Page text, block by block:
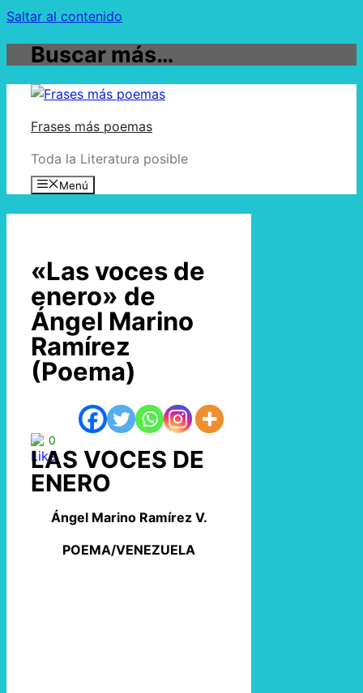
Saltar al contenido
Buscar más…
Frases más poemas
Toda la Literatura posible
Menú
«Las voces de
enero» de
Ángel Marino
Ramírez
(Poema)
0
LAS VOCES DE
ENERO
Ángel Marino Ramírez V.
POEMA/VENEZUELA